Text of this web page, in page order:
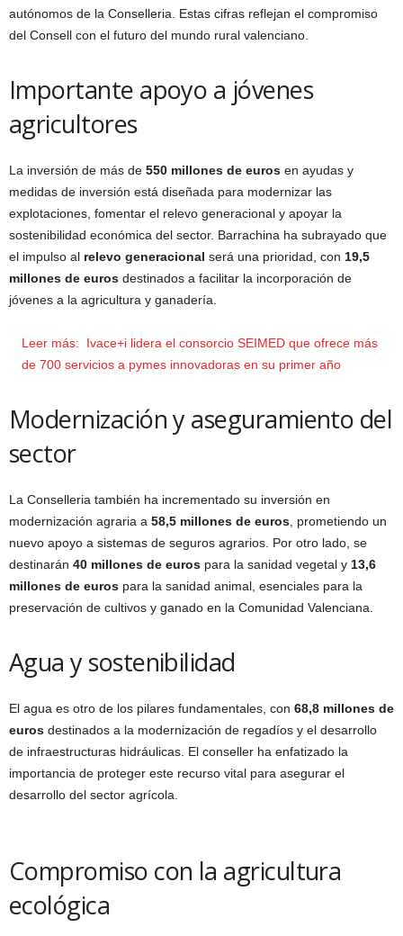
autónomos de la Conselleria. Estas cifras reflejan el compromiso
del Consell con el futuro del mundo rural valenciano.
Importante apoyo a jóvenes
agricultores
La inversión de más de 550 millones de euros en ayudas y
medidas de inversión está diseñada para modernizar las
explotaciones, fomentar el relevo generacional y apoyar la
sostenibilidad económica del sector. Barrachina ha subrayado que
el impulso al relevo generacional será una prioridad, con 19,5
millones de euros destinados a facilitar la incorporación de
jóvenes a la agricultura y ganadería.
Leer más:
Ivace+i lidera el consorcio SEIMED que ofrece más
de 700 servicios a pymes innovadoras en su primer año
Modernización y aseguramiento del
sector
La Conselleria también ha incrementado su inversión en
modernización agraria a 58,5 millones de euros , prometiendo un
nuevo apoyo a sistemas de seguros agrarios. Por otro lado, se
destinarán 40 millones de euros para la sanidad vegetal y 13,6
millones de euros para la sanidad animal, esenciales para la
preservación de cultivos y ganado en la Comunidad Valenciana.
Agua y sostenibilidad
El agua es otro de los pilares fundamentales, con 68,8 millones de
euros destinados a la modernización de regadíos y el desarrollo
de infraestructuras hidráulicas. El conseller ha enfatizado la
importancia de proteger este recurso vital para asegurar el
desarrollo del sector agrícola.
Compromiso con la agricultura
ecológica